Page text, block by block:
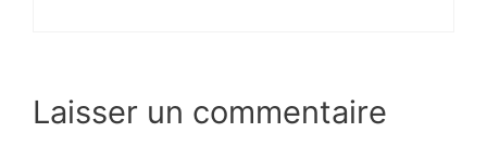
Laisser un commentaire